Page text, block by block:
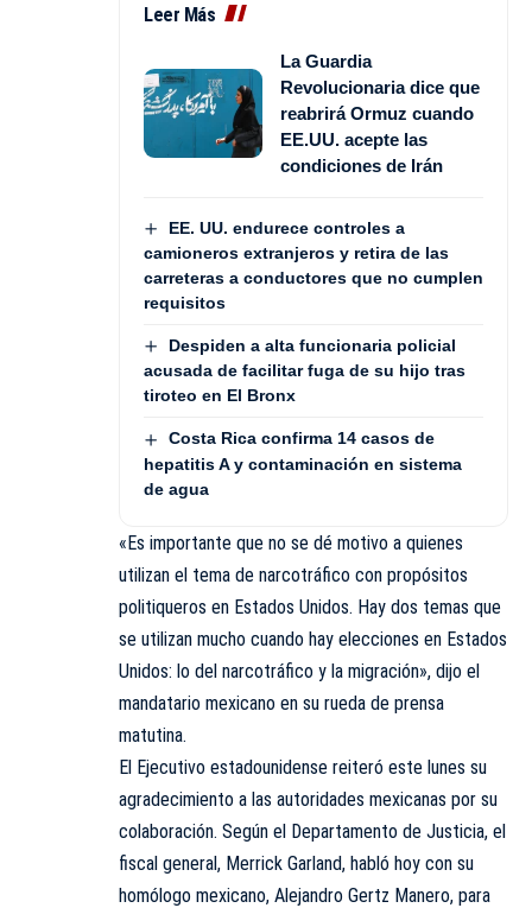
Leer Más
La Guardia
Revolucionaria dice que
reabrirá Ormuz cuando
EE.UU. acepte las
condiciones de Irán
EE. UU. endurece controles a
camioneros extranjeros y retira de las
carreteras a conductores que no cumplen
requisitos
Despiden a alta funcionaria policial
acusada de facilitar fuga de su hijo tras
tiroteo en El Bronx
Costa Rica confirma 14 casos de
hepatitis A y contaminación en sistema
de agua
«Es importante que no se dé motivo a quienes
utilizan el tema de narcotráfico con propósitos
politiqueros en Estados Unidos. Hay dos temas que
se utilizan mucho cuando hay elecciones en Estados
Unidos: lo del narcotráfico y la migración», dijo el
mandatario mexicano en su rueda de prensa
matutina.
El Ejecutivo estadounidense reiteró este lunes su
agradecimiento a las autoridades mexicanas por su
colaboración. Según el Departamento de Justicia, el
fiscal general, Merrick Garland, habló hoy con su
homólogo mexicano, Alejandro Gertz Manero, para